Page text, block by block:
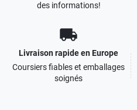
des informations!
local_shipping
Livraison rapide en Europe
Coursiers fiables et emballages
soignés